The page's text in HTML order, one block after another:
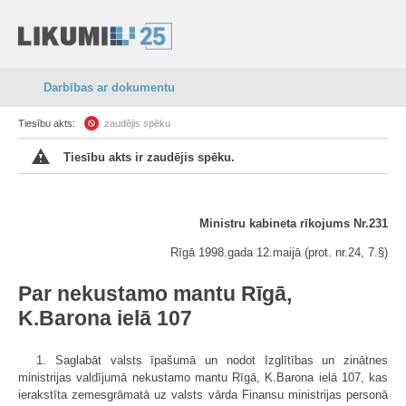
Darbības ar dokumentu
Tiesību akts: zaudējis spēku
Tiesību akts ir zaudējis spēku.
Ministru kabineta rīkojums Nr.231
Rīgā 1998.gada 12.maijā (prot. nr.24, 7.§)
Par nekustamo mantu Rīgā,
K.Barona ielā 107
1. Saglabāt valsts īpašumā un nodot Izglītības un zinātnes
ministrijas valdījumā nekustamo mantu Rīgā, K.Barona ielā 107, kas
ierakstīta zemesgrāmatā uz valsts vārda Finansu ministrijas personā